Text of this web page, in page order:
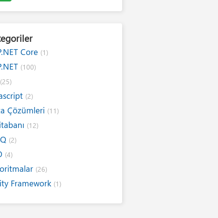
Core (1)
(100)
(25)
(2)
Çözümleri (11)
(12)
(2)
(4)
(26)
Framework (1)